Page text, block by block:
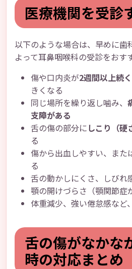
医療機関を受診
以下のような場合は、早めに歯
よって耳鼻咽喉科の受診をおす
傷や口内炎が2週間以上続く
きくなる
同じ場所を繰り返し噛み、
支障がある
舌の傷の部分にしこり（硬
る
傷から出血しやすい、また
る
舌の動かしにくさ、しびれ
顎の開けづらさ（顎関節症
体重減少、強い倦怠感など
舌の傷がなかな
時の対応まとめ